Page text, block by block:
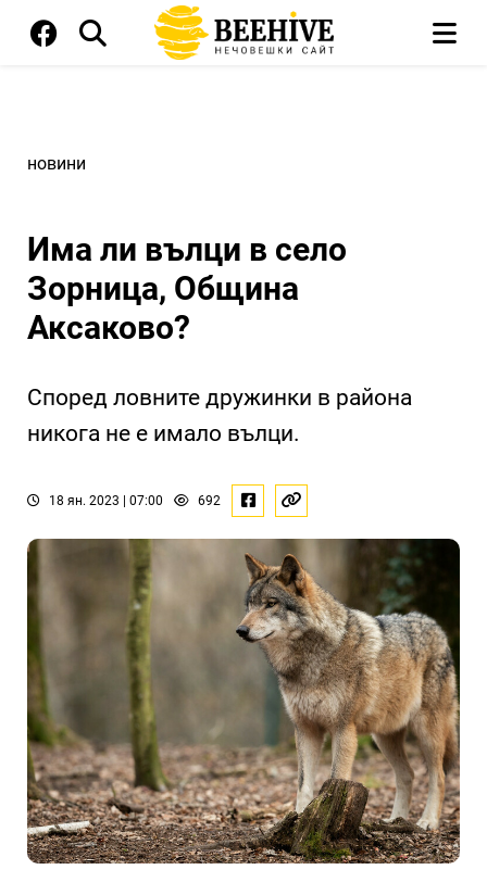
новини
Има ли вълци в село
Зорница, Община
Аксаково?
Според ловните дружинки в района
никога не е имало вълци.
18 ян. 2023 | 07:00 692